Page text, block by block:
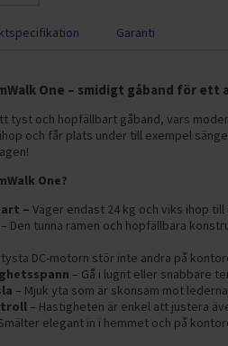
Garanti
One – smidigt gåband för ett
tyst och hopfällbart gåband, vars
och får plats under till exempel
One?
– Väger endast 24 kg och viks ihop
– Den tunna ramen och hopfällbara
tysta DC-motorn stör inte andra på
– Gå i lugnt eller snabbare
– Mjuk yta som är skonsam mot
– Hastigheten är enkel att justera
elegant in i hemmet och på